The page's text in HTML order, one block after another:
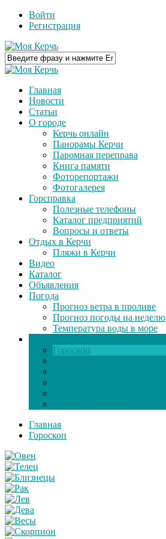
Войти
Регистрация
Главная
Новости
Статьи
О городе
Керчь онлайн
Панорамы Керчи
Паромная переправа
Книга памяти
Фоторепортажи
Фотогалерея
Горсправка
Полезные телефоны
Каталог предприятий
Вопросы и ответы
Отдых в Керчи
Пляжи в Керчи
Видео
Каталог
Объявления
Погода
Прогноз ветра в проливе
Прогноз погоды на неделю
Температура воды в море
Гороскоп
Главная
Гороскоп